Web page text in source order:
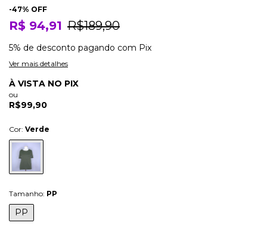
-47% OFF
R$ 94,91 R$189,90
5% de desconto pagando com Pix
Ver mais detalhes
À VISTA NO PIX
ou
R$99,90
Cor: Verde
Tamanho: PP
PP